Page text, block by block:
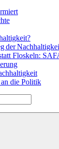
der
Floskeln:
die Politik